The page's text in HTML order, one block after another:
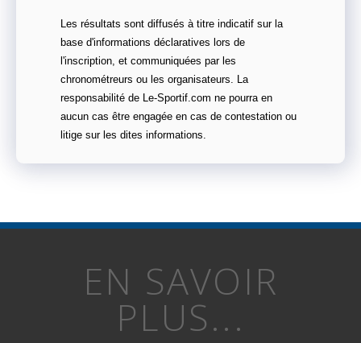
Les résultats sont diffusés à titre indicatif sur la
base d'informations déclaratives lors de
l'inscription, et communiquées par les
chronométreurs ou les organisateurs. La
responsabilité de Le-Sportif.com ne pourra en
aucun cas être engagée en cas de contestation ou
litige sur les dites informations.
EN SAVOIR
PLUS...